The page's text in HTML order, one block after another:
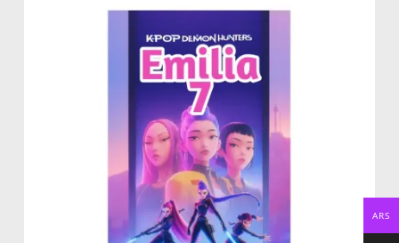
Instalar).
Abre el archivo.CDRen tu PC o
computadora.
Modifica el nombre, la edad y los
datos de la fiesta con la
herramienta de texto.
Guarda como .JPG y envíala por
WhatsApp, Instagram o Facebook. ARS